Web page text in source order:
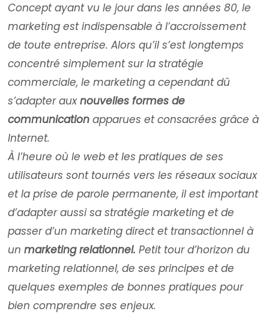
Concept ayant vu le jour dans les années 80, le
marketing est indispensable à l’accroissement
de toute entreprise. Alors qu’il s’est longtemps
concentré simplement sur la stratégie
commerciale, le marketing a cependant dû
s’adapter auxnouvelles formes de
communication apparues et consacrées grâce à
Internet.
À l’heure où le web et les pratiques de ses
utilisateurs sont tournés vers les réseaux sociaux
et la prise de parole permanente, il est important
d’adapter aussi sa stratégie marketing et de
passer d’un marketing direct et transactionnel à
un marketing relationnel.Petit tour d’horizon du
marketing relationnel, de ses principes et de
quelques exemples de bonnes pratiques pour
bien comprendre ses enjeux.